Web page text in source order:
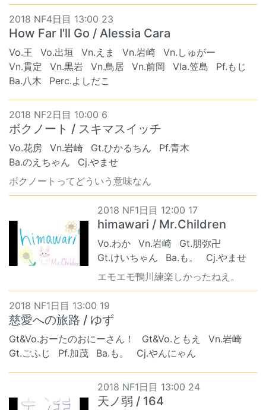
2018 NF4日目 13:00 23
How Far I'll Go / Alessia Cara
Vo.王 Vo.出垣 Vn.えま Vn.岩崎
Vn.しゅがー
Vn.貫定
Vn.黒岩 Vn.鳥居 Vn.前岡 Vla.笠島
Pf.もじ
Ba.八木
Perc.よしだこ
2018 NF2日目 10:00 6
ボクノート / スキマスイッチ
Vo.花房 Vn.岩崎 Gt.ひかるちん
Pf.青木
Ba.のえちゃん
Cj.やませ
ボクノートってどういう意味なん
2018 NF1日目 12:00 17
himawari / Mr.Children
Vo.わか Vn.岩崎
Gt.朋弥卍
Gt.けいちゃん
Ba.も。
Cj.やませ
エモエモ鴨川練楽しかったねえ。
2018 NF1日目 13:00 19
慈愛への旅路 / ゆず
Gt&Vo.おーたのおにーさん！ Gt&Vo.ともえ
Vn.岩崎
Gt.ごふじ
Pf.加茂 Ba.も。 Cj.やんにゃん
2018 NF1日目 13:00 24
天ノ弱 / 164